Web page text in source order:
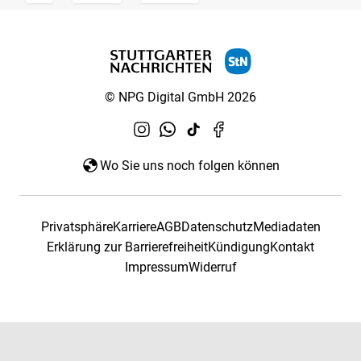
© NPG Digital GmbH 2026
Wo Sie uns noch folgen können
PrivatsphäreKarriereAGBDatenschutzMediadaten
Erklärung zur BarrierefreiheitKündigungKontakt
ImpressumWiderruf